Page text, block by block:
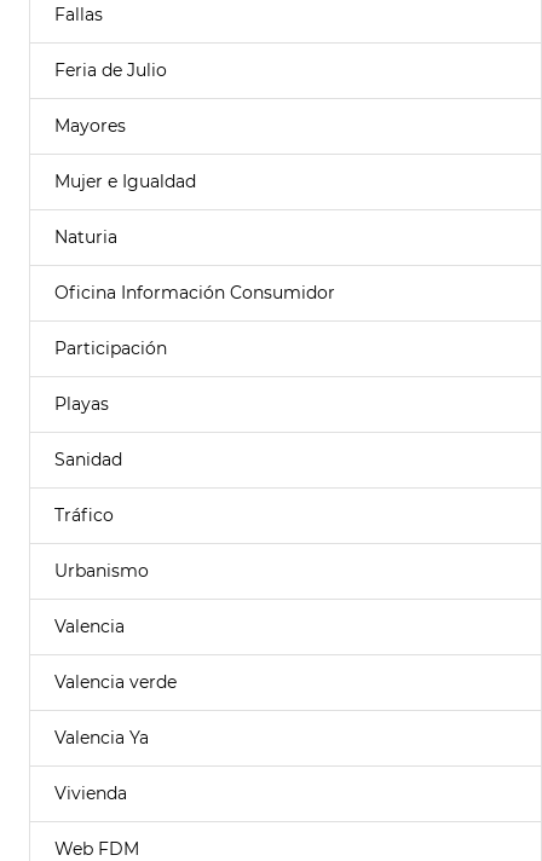
Fallas
Feria de Julio
Mayores
Mujer e Igualdad
Naturia
Oficina Información Consumidor
Participación
Playas
Sanidad
Tráfico
Urbanismo
Valencia
Valencia verde
Valencia Ya
Vivienda
Web FDM